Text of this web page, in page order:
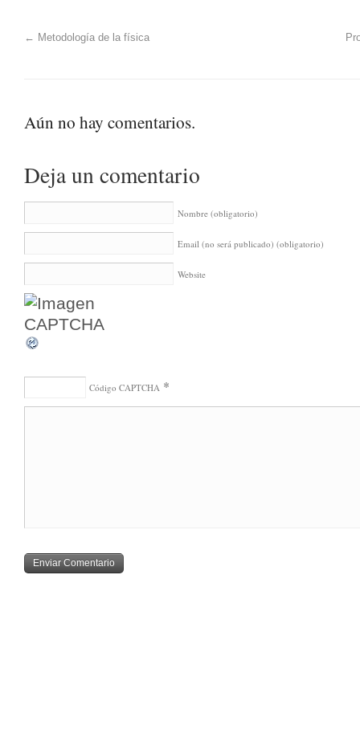
← Metodología de la física
Aún no hay comentarios.
Deja un comentario
Nombre (obligatorio)
Email (no será publicado) (obligatorio)
Website
Código CAPTCHA *